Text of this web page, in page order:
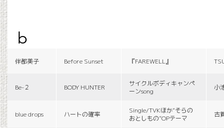
b
伴都美子 Before Sunset 『FAREWELL』
Be-２ BODY HUNTER
サイクルボディキャンペ
ーンsong
小
blue drops ハートの確率
Single/TVKほか“そらの
おとしもの”OPテーマ
古